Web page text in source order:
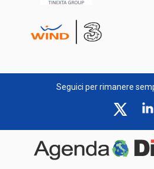
Seguici per rimanere